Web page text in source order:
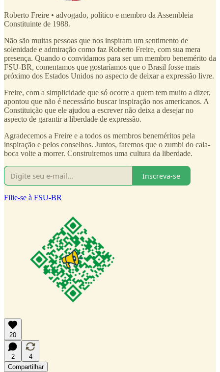
Roberto Freire • advogado, político e membro da Assembleia
Constituinte de 1988.
Não são muitas pessoas que nos inspiram um sentimento de
solenidade e admiração como faz Roberto Freire, com sua mera
presença. Quando o convidamos para ser um membro benemérito da
FSU-BR, comentamos que gostaríamos que o Brasil fosse mais
próximo dos Estados Unidos no aspecto de deixar a expressão livre.
Freire, com a simplicidade que só ocorre a quem tem muito a dizer,
apontou que não é necessário buscar inspiração nos americanos. A
Constituição que ele ajudou a escrever não deixa a desejar no
aspecto de garantir a liberdade de expressão.
Agradecemos a Freire e a todos os membros beneméritos pela
inspiração e pelos conselhos. Juntos, faremos que o zumbi do cala-
boca volte a morrer. Construiremos uma cultura da liberdade.
Inscreva-se
Filie-se à FSU-BR
20
2
4
Compartilhar